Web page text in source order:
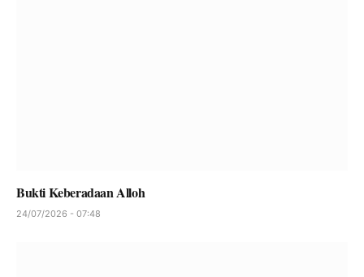
Bukti Keberadaan Alloh
24/07/2026 - 07:48